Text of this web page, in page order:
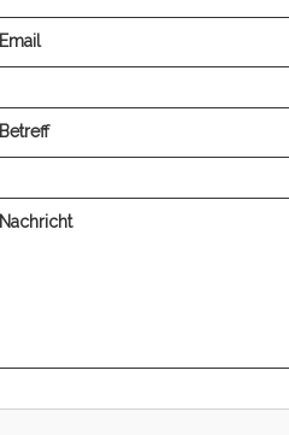
Email
Betreff
Nachricht